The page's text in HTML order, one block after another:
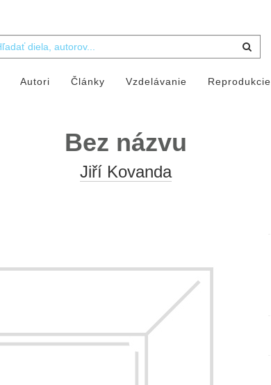
Autori Články Vzdelávanie Reprodukcie
Bez názvu
Jiří Kovanda